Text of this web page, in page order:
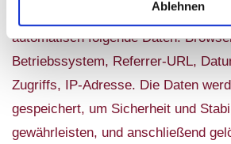
Ablehnen
Beim Besuch unserer Website
automatisch folgende Daten:
Betriebssystem, Referrer-URL,
Zugriffs, IP-Adresse. Die Daten
gespeichert, um Sicherheit und
gewährleisten, und anschließend